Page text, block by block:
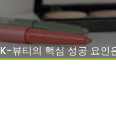
K-뷰티의 핵심 성공 요인